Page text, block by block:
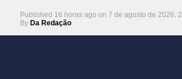
Published 16 horas ago on 7 de agosto de 2026,
By Da Redação